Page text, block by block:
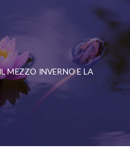
MEZZO INVERNO E LA